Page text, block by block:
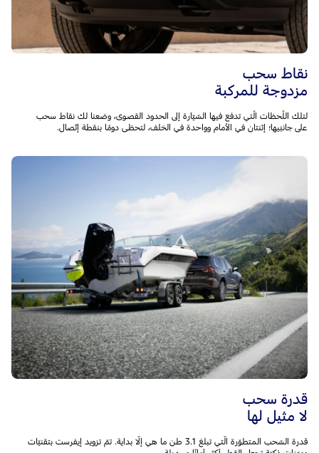
نقاط سحب
مزدوجة للمركبة
لتلك اللّحظات الّتي تدفع فيها السّيّارة إلى الحدود القصوى، وضعنا لك نقاط سحب
على جانبَيها؛ إثنتان في الأمام وواحدة في الخلف، لتحظى دومًا بنقطة إتّصال.
قدرة سحب
لا مثيل لها
قدرة السّحب المتطوّرة الّتي تبلغ 3.1 طن ما هي إلّا بداية. تمّ تزويد إيفرست بتقنيّات